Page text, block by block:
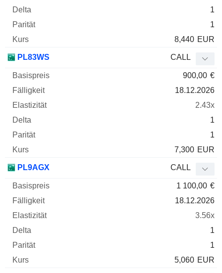
1
1
8,440 EUR
PL83WS CALL
900,00 €
18.12.2026
2.43x
1
1
7,300 EUR
PL9AGX CALL
1 100,00 €
18.12.2026
3.56x
1
1
5,060 EUR